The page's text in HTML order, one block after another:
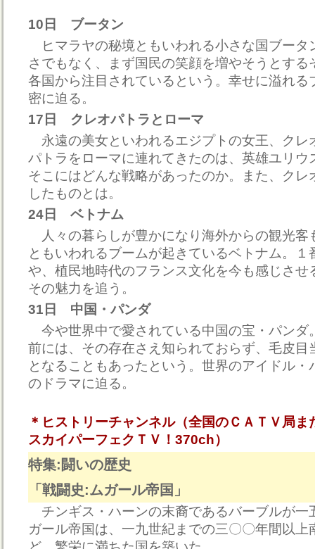
10日 ブータン
ヒマラヤの秘境ともいわれる小さな国ブータ
さでもなく、まず国民の笑顔を増やそうとする
各国から注目されているという。幸せに溢れる
密に迫る。
17日 クレオパトラとローマ
永遠の美女といわれるエジプトの女王、クレ
パトラをローマに連れてきたのは、英雄ユリウ
そこにはどんな戦略があったのか。また、クレ
したものとは。
24日 ベトナム
人々の暮らしが豊かになり海外からの観光客
ともいわれるブームが起きているベトナム。１
や、植民地時代のフランス文化を今も感じさせ
その魅力を追う。
31日 中国・パンダ
今や世界中で愛されている中国の宝・パンダ
前には、その存在さえ知られておらず、毛皮目
となることもあったという。世界のアイドル・
のドラマに迫る。
＊ヒストリーチャンネル（全国のＣＡＴＶ局
スカイパーフェクＴＶ！370ch）
特集:闘いの歴史
「戦闘史:ムガール帝国」
チンギス・ハーンの末裔であるバーブルが一
ガール帝国は、一九世紀までの三〇〇年間以上